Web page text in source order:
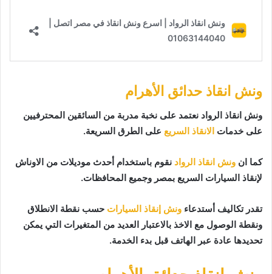
ونش انقاذ حدائق الأهرام
ونش انقاذ الرواد نعتمد على نخبة مدربة من السائقين المحترفيين
على خدمات الانقاذ السريع على الطرق السريعة.
كما ان ونش انقاذ الرواد نقوم باستخدام أحدث موديلات من الاوناش
لإنقاذ السيارات السريع بمصر وجميع المحافظات.
تقدر تكاليف أستدعاء ونش إنقاذ السيارات حسب نقطة الانطلاق
ونقطة الوصول مع الاخذ بالاعتبار العديد من المتغيرات التي يمكن
تحديدها عادة عبر الهاتف قبل بدء الخدمة.